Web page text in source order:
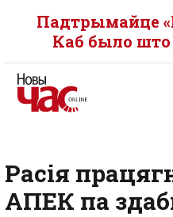
Падтрымайце
Каб было
Расія
АПЕК па